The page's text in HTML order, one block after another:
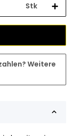
Stk
Weitere